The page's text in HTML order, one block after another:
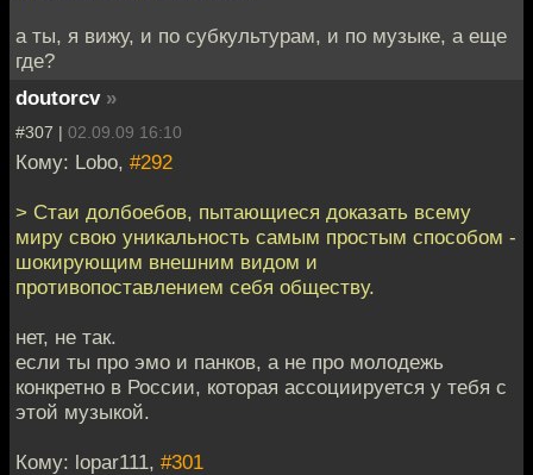
а ты, я вижу, и по субкультурам, и по музыке, а еще
где?
doutorcv »
#307 | 02.09.09 16:10
Кому: Lobo, #292
> Стаи долбоебов, пытающиеся доказать всему
миру свою уникальность самым простым способом -
шокирующим внешним видом и
противопоставлением себя обществу.
нет, не так.
если ты про эмо и панков, а не про молодежь
конкретно в России, которая ассоциируется у тебя с
этой музыкой.
Кому: lopar111, #301